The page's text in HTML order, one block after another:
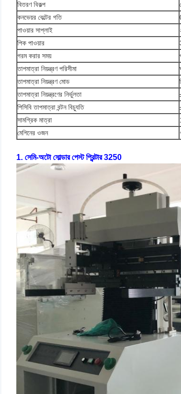
বিতরণ বিকল্প
কনভেয়র বেল্টের গতি
পাওয়ার সাপ্লাই
পিক পাওয়ার
গরম করার সময়
তাপমাত্রা নিয়ন্ত্রণ পরিসীমা
তাপমাত্রা নিয়ন্ত্রণ মোড
তাপমাত্রা নিয়ন্ত্রণের নির্ভুলতা
পিসিবি তাপমাত্রা বন্টন বিচ্যুতি
সামগ্রিক মাত্রা
মেশিনের ওজন
1. সেমি-অটো সোল্ডার পেস্ট প্রিন্টার 3250